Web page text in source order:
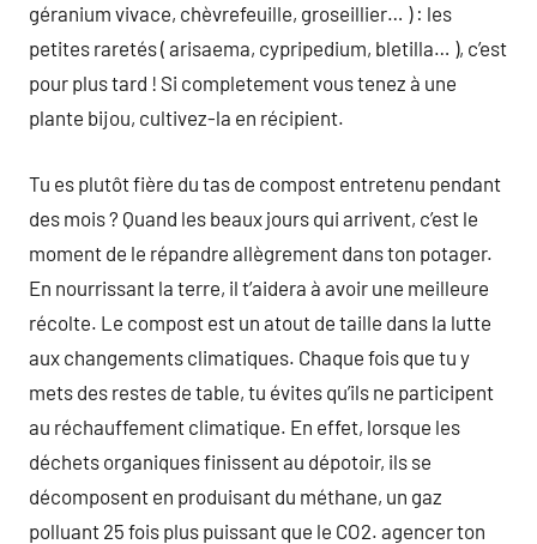
géranium vivace, chèvrefeuille, groseillier… ) : les
petites raretés ( arisaema, cypripedium, bletilla… ), c’est
pour plus tard ! Si completement vous tenez à une
plante bijou, cultivez-la en récipient.
Tu es plutôt fière du tas de compost entretenu pendant
des mois ? Quand les beaux jours qui arrivent, c’est le
moment de le répandre allègrement dans ton potager.
En nourrissant la terre, il t’aidera à avoir une meilleure
récolte. Le compost est un atout de taille dans la lutte
aux changements climatiques. Chaque fois que tu y
mets des restes de table, tu évites qu’ils ne participent
au réchauffement climatique. En effet, lorsque les
déchets organiques finissent au dépotoir, ils se
décomposent en produisant du méthane, un gaz
polluant 25 fois plus puissant que le CO2. agencer ton